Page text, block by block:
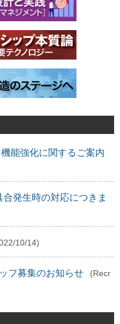
能強化に関するご案内
発生時の対応につきま
10/14)
フ募集のお知らせ
(Recr